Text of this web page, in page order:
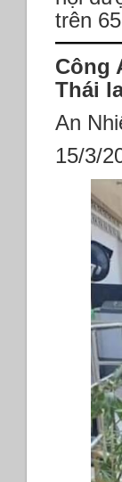
trên
Công
Thái
An
15/3/